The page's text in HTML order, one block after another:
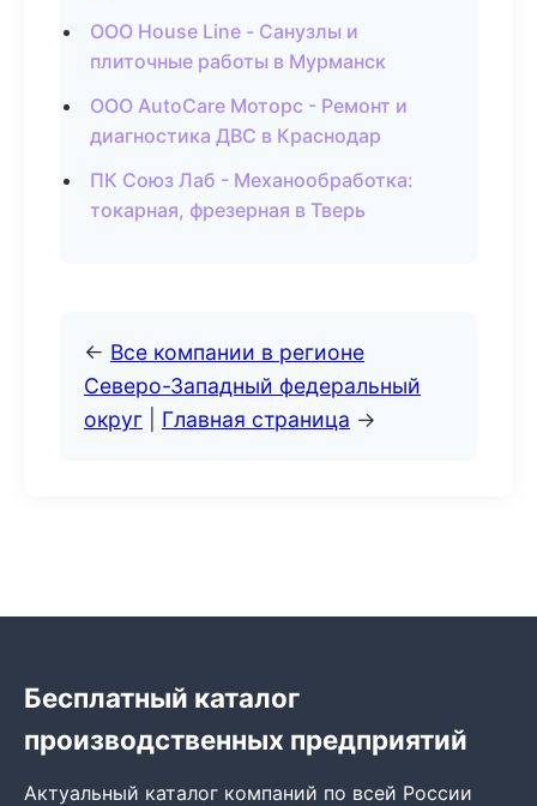
ООО House Line - Санузлы и
плиточные работы в Мурманск
ООО AutoCare Моторс - Ремонт и
диагностика ДВС в Краснодар
ПК Союз Лаб - Механообработка:
токарная, фрезерная в Тверь
← Все компании в регионе
Северо-Западный федеральный
округ
Главная страница →
Бесплатный каталог
производственных предприятий
Актуальный каталог компаний по всей России